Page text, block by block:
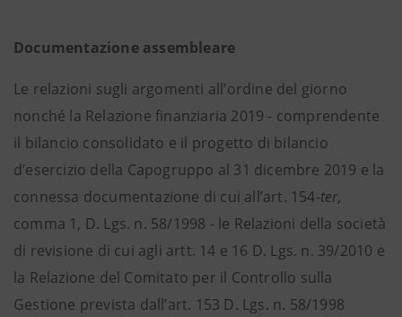
Documentazione assembleare
Le relazioni sugli argomenti all’ordine del giorno
nonché la Relazione finanziaria 2019 - comprendente
il bilancio consolidato e il progetto di bilancio
d’esercizio della Capogruppo al 31 dicembre 2019 e la
connessa documentazione di cui all’art. 154-ter,
comma 1, D. Lgs. n. 58/1998 - le Relazioni della società
di revisione di cui agli artt. 14 e 16 D. Lgs. n. 39/2010 e
la Relazione del Comitato per il Controllo sulla
Gestione prevista dall’art. 153 D. Lgs. n. 58/1998